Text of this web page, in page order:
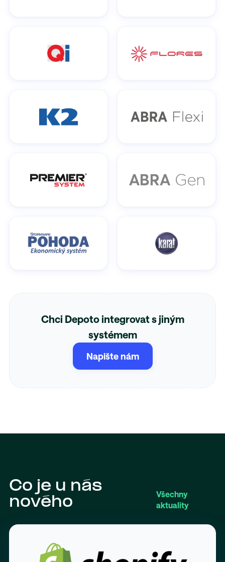
Chci Depoto integrovat s jiným
systémem
Napište nám
Co je u nás
nového
Všechny
aktuality